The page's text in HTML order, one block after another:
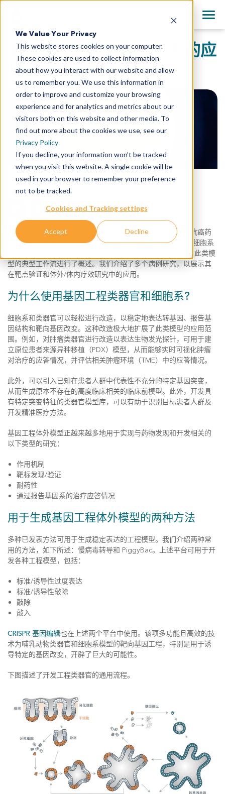
We Value Your Privacy
This website stores cookies on your computer.
These cookies are used to collect information
about how you interact with our website and allow
us to remember you. We use this information in
order to improve and customize your browsing
experience and for analytics and metrics about our
visitors both on this website and other media. To
find out more about the cookies we use, see our
Privacy Policy
If you decline, your information won’t be tracked
when you visit this website. A single cookie will be
used in your browser to remember your preference
not to be tracked.
Cookies and Tracking settings
Accept Decline
English
日本語
简体中文
All Contact Information
基因工程类器官和细胞系的应
用
Douglas Powell 博士,2022年11月30日
本文探讨了基因工程类器官和细胞系的应用，以扩大和加速抗癌药
物的发现和开发。我们首先简要概述了用于开发工程类器官/细胞系
的两种主要方法（即慢病毒转导和 PiggyBac），之后对生成此类模
型的典型工作流进行了概述。我们介绍了多个病例研究，以展示其
在靶点验证和体外/体内疗效研究中的应用。
为什么使用基因工程类器官和细胞系?
细胞系和类器官可以轻松进行改造，以稳定地表达转基因、报告基
因结构和靶向基因改变。这种改造极大地扩展了此类模型的应用范
围。例如，对肿瘤类器官进行改造以表达生物发光探针，可用于建
立原位患者来源异种移植（PDX）模型，从而能够实时可视化肿瘤
对治疗的应答情况，并评估相关肿瘤环境（TME）中的应答情况。
此外，可以引入已知在患者人群中代表性不充分的特定基因突变，
从而生成原本不存在的高度临床相关的临床前模型。此外，开发具
有特定突变特征的类器官模型库，可以有助于识别目标患者人群及
开发精准医疗方法。
基因工程体外模型正越来越多地用于实现与药物发现和开发相关的
以下类型的研究：
作用机制
靶标发现/验证
耐药性
通过报告基因系的治疗应答情况
用于生成基因工程体外模型的两种方法
多种已发表方法可用于生成稳定表达的工程模型。我们介绍两种常
用的方法，如下所述：慢病毒转导和 PiggyBac。上述平台可用于开
发各种工程模型，包括：
标准/诱导性过度表达
标准/诱导性敲除
敲除
敲入
CRISPR 基因编辑也在上述两个平台中使用。该项多功能且高效的技
术为哺乳动物类器官和细胞系模型的靶向基因工程，特别是用于诱
导特定的基因改变，开辟了巨大的可能性。
下图描述了开发工程类器官的通用流程。